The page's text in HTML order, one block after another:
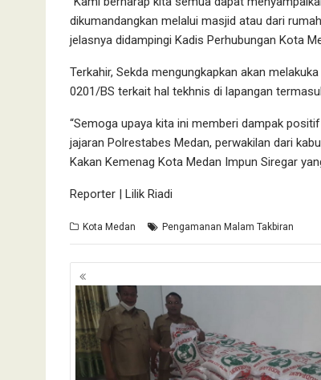
dikumandangkan melalui masjid atau dari
jelasnya didampingi Kadis Perhubungan Kota
Terkahir, Sekda mengungkapkan akan
0201/BS terkait hal tekhnis di lapangan
“Semoga upaya kita ini memberi dampak
jajaran Polrestabes Medan, perwakilan dari
Kakan Kemenag Kota Medan Impun Siregar
Reporter | Lilik Riadi
Kota Medan Pengamanan Malam Takbiran
Navigasi
pos